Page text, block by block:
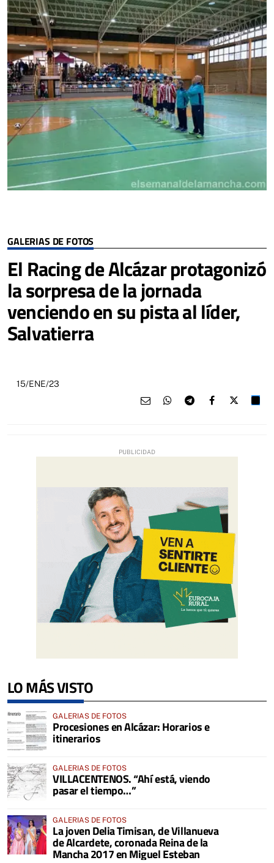
GALERIAS DE FOTOS
El Racing de Alcázar protagonizó
la sorpresa de la jornada
venciendo en su pista al líder,
Salvatierra
15/ENE/23
LO MÁS VISTO
GALERIAS DE FOTOS
Procesiones en Alcázar: Horarios e
itinerarios
GALERIAS DE FOTOS
VILLACENTENOS. “Ahí está, viendo
pasar el tiempo…”
GALERIAS DE FOTOS
La joven Delia Timisan, de Villanueva
de Alcardete, coronada Reina de la
Mancha 2017 en Miguel Esteban